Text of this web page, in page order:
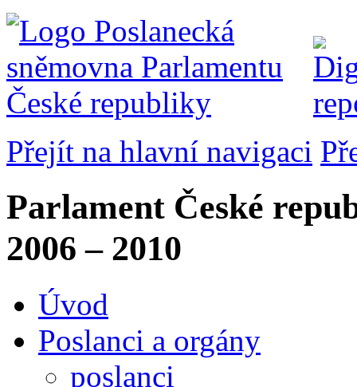
Přejít na hlavní navigaci
Parlament České
2006 – 2010
Úvod
Poslanci a orgány
poslanci